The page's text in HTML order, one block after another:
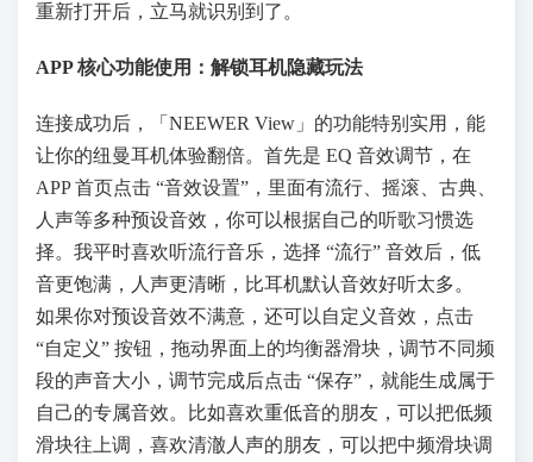
重新打开后，立马就识别到了。
APP 核心功能使用：解锁耳机隐藏玩法
连接成功后，「NEEWER View」的功能特别实用，能
让你的纽曼耳机体验翻倍。首先是 EQ 音效调节，在
APP 首页点击 “音效设置”，里面有流行、摇滚、古典、
人声等多种预设音效，你可以根据自己的听歌习惯选
择。我平时喜欢听流行音乐，选择 “流行” 音效后，低
音更饱满，人声更清晰，比耳机默认音效好听太多。
如果你对预设音效不满意，还可以自定义音效，点击
“自定义” 按钮，拖动界面上的均衡器滑块，调节不同频
段的声音大小，调节完成后点击 “保存”，就能生成属于
自己的专属音效。比如喜欢重低音的朋友，可以把低频
滑块往上调，喜欢清澈人声的朋友，可以把中频滑块调